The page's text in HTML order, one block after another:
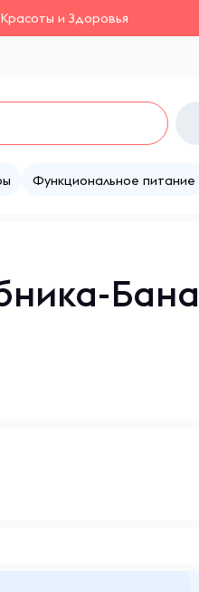
и Здоровья
Функциональное питание